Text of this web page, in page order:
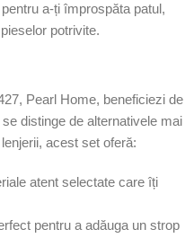
a-ți împrospăta patul,
potrivite.
Pearl Home, beneficiezi de
distinge de alternativele mai
acest set oferă:
atent selectate care îți
pentru a adăuga un strop